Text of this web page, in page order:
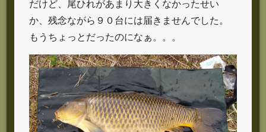
だけど、尾ひれがあまり大きくなかったせい
か、残念ながら９０台には届きませんでした。
もうちょっとだったのになぁ。。。